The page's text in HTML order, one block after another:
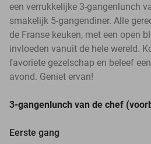
een verrukkelijke 3-gangenlunch
smakelijk 5-gangendiner. Alle
de Franse keuken, met een open
invloeden vanuit de hele wereld.
favoriete gezelschap en beleef
avond. Geniet ervan!
3-gangenlunch van de chef
Eerste gang